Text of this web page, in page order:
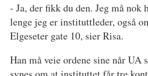
- Ja, der fikk du den. Jeg må nok
lenge jeg er instituttleder, også
Elgeseter gate 10, sier Risa.
Han må veie ordene sine når UA